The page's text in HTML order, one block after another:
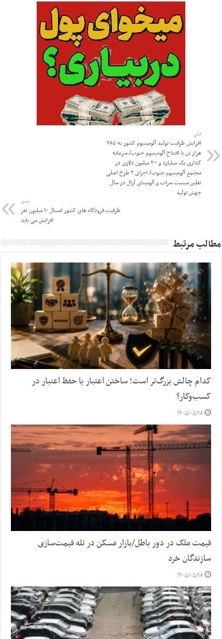
قبلی
افزایش ظرفیت تولید آلومینیوم کشور به ۷۸۵
هزار تن با افتتاح آلومینیوم جنوب/ سرمایه
گذاری یک میلیارد و ۲۰۰ میلیون دلاری در
مجتمع آلومینیوم جنوب/ اجرای ۲ طرح اصلی
نفلین سینیت سراب و آلومینای آرال در سال
جهش تولید
بعدی
ظرفیت فرودگاه های کشور امسال ۱۰ میلیون نفر
افزایش می یابد
مطالب مرتبط
کدام چالش بزرگ‌تر است؛ ساختن اعتبار یا حفظ اعتبار در
کسب‌وکار؟
۱۴۰۵/۰۵/۱۸
قیمت ملک در دور باطل/بازار مسکن در تله قیمت‌سازی
سازندگان خرد
۱۴۰۵/۰۵/۱۸